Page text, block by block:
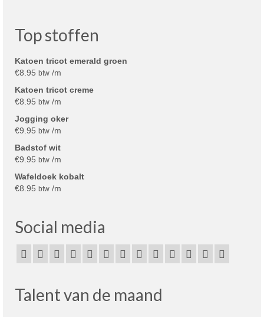
Top stoffen
Katoen tricot emerald groen
€8.95 btw /m
Katoen tricot creme
€8.95 btw /m
Jogging oker
€9.95 btw /m
Badstof wit
€9.95 btw /m
Wafeldoek kobalt
€8.95 btw /m
Social media
Talent van de maand